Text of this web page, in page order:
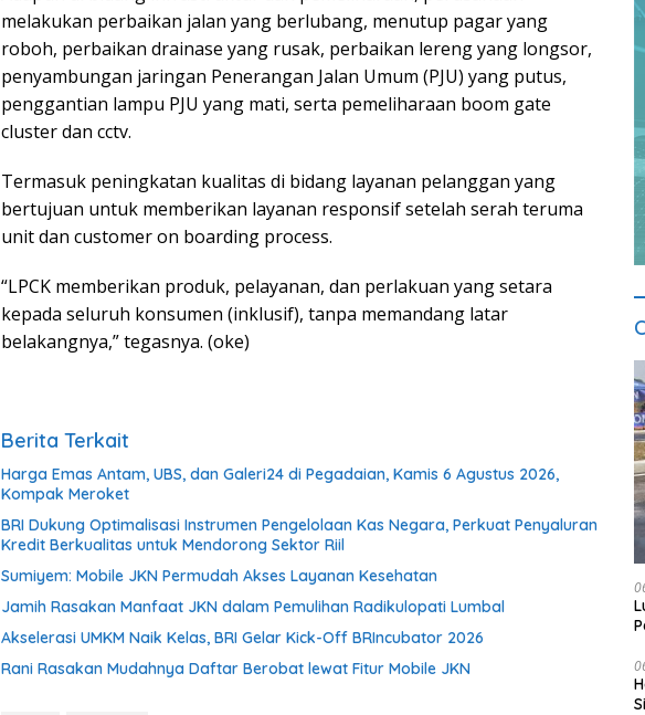
melakukan perbaikan jalan yang berlubang, menutup pagar yang
roboh, perbaikan drainase yang rusak, perbaikan lereng yang longsor,
penyambungan jaringan Penerangan Jalan Umum (PJU) yang putus,
penggantian lampu PJU yang mati, serta pemeliharaan boom gate
cluster dan cctv.
Termasuk peningkatan kualitas di bidang layanan pelanggan yang
bertujuan untuk memberikan layanan responsif setelah serah teruma
unit dan customer on boarding process.
“LPCK memberikan produk, pelayanan, dan perlakuan yang setara
kepada seluruh konsumen (inklusif), tanpa memandang latar
belakangnya,” tegasnya. (oke)
Berita Terkait
Harga Emas Antam, UBS, dan Galeri24 di Pegadaian, Kamis 6 Agustus 2026,
Kompak Meroket
BRI Dukung Optimalisasi Instrumen Pengelolaan Kas Negara, Perkuat Penyaluran
Kredit Berkualitas untuk Mendorong Sektor Riil
Sumiyem: Mobile JKN Permudah Akses Layanan Kesehatan
Jamih Rasakan Manfaat JKN dalam Pemulihan Radikulopati Lumbal
Akselerasi UMKM Naik Kelas, BRI Gelar Kick-Off BRIncubator 2026
Rani Rasakan Mudahnya Daftar Berobat lewat Fitur Mobile JKN